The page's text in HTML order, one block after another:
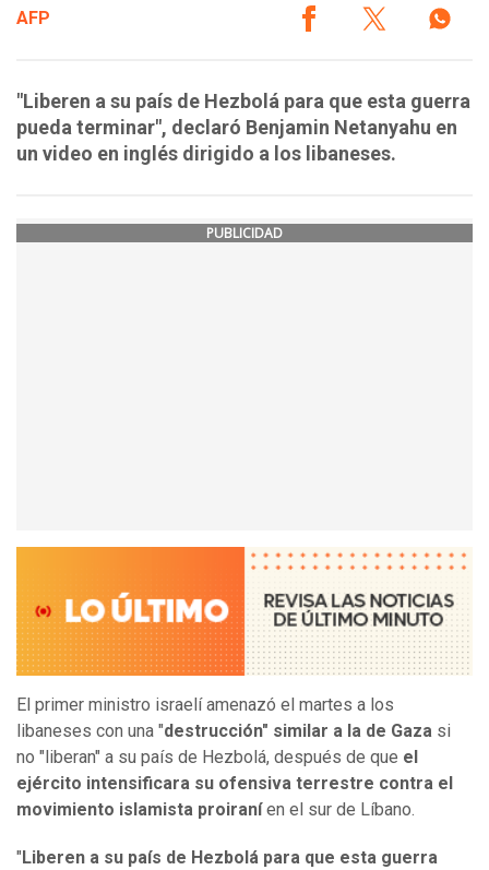
AFP
"Liberen a su país de Hezbolá para que esta guerra
pueda terminar", declaró Benjamin Netanyahu en
un video en inglés dirigido a los libaneses.
PUBLICIDAD
El primer ministro israelí amenazó el martes a los
libaneses con una "destrucción" similar a la de Gaza si
no "liberan" a su país de Hezbolá, después de que el
ejército intensificara su ofensiva terrestre contra el
movimiento islamista proiraníen el sur de Líbano.
" Liberen a su país de Hezbolá para que esta guerra